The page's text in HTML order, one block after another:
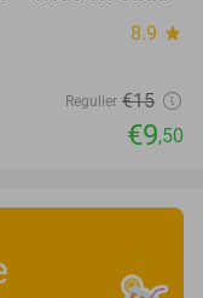
8.9 star
Regulier €15
€9,50